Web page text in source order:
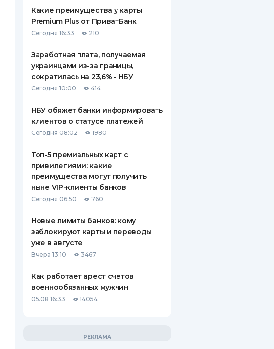
Какие преимущества у карты
Premium Plus от ПриватБанк
Сегодня 16:33 210
Заработная плата, получаемая
украинцами из-за границы,
сократилась на 23,6% - НБУ
Сегодня 10:00 414
НБУ обяжет банки информировать
клиентов о статусе платежей
Сегодня 08:02 1980
Топ-5 премиальных карт с
привилегиями: какие
преимущества могут получить
ныне VIP-клиенты банков
Сегодня 06:50 760
Новые лимиты банков: кому
заблокируют карты и переводы
уже в августе
Вчера 13:10 3467
Как работает арест счетов
военнообязанных мужчин
05.08 16:33 14054